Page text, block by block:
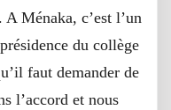
Ménaka, c’est l’un
du collège
faut demander de
l’accord et nous